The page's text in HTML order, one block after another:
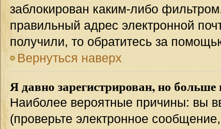
заблокирован каким-либо
правильный адрес электронной
получили, то обратитесь за
Вернуться наверх
Я давно зарегистрирован, но
Наиболее вероятные причины: вы
(проверьте электронное